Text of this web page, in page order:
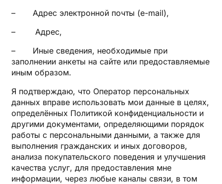
– Адрес электронной почты (e-mail),
– Адрес,
– Иные сведения, необходимые при
заполнении анкеты на сайте или предоставляемые
иным образом.
Я подтверждаю, что Оператор персональных
данных вправе использовать мои данные в целях,
определённых Политикой конфиденциальности и
другими документами, определяющими порядок
работы с персональными данными, а также для
выполнения гражданских и иных договоров,
анализа покупательского поведения и улучшения
качества услуг, для предоставления мне
информации, через любые каналы связи, в том